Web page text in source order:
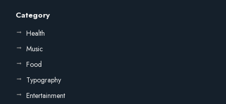
Category
Health
Music
Food
Typography
Entertainment